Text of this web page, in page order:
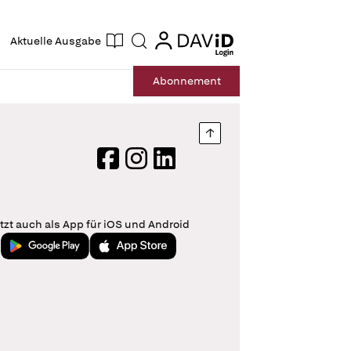
Aktuelle Ausgabe Suche login
login
Abonnement
Nach oben springen
FacebookInstagram
LinkedIn
auch als App für iOS und Android
Jetzt bei Google PlayLaden im App Store